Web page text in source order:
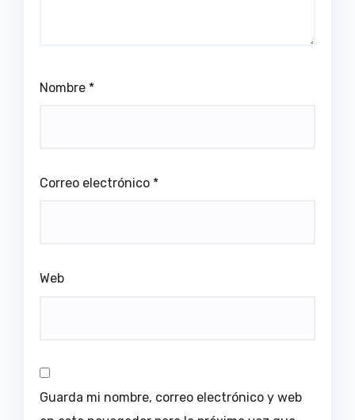
Nombre *
Correo electrónico *
Web
Guarda mi nombre, correo electrónico y web